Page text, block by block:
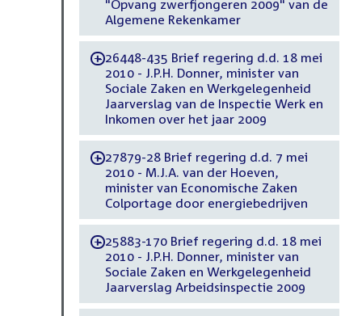
"Opvang zwerfjongeren 2009" van de
Algemene Rekenkamer
-26448-435 Brief regering d.d. 18 mei
2010 - J.P.H. Donner, minister van
Sociale Zaken en Werkgelegenheid
Jaarverslag van de Inspectie Werk en
Inkomen over het jaar 2009
-27879-28 Brief regering d.d. 7 mei
2010 - M.J.A. van der Hoeven,
minister van Economische Zaken
Colportage door energiebedrijven
-25883-170 Brief regering d.d. 18 mei
2010 - J.P.H. Donner, minister van
Sociale Zaken en Werkgelegenheid
Jaarverslag Arbeidsinspectie 2009